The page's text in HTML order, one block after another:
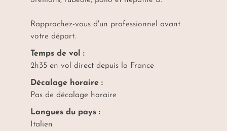
Rapprochez-vous d'un professionnel avant
votre départ.
Temps de vol :
2h35 en vol direct depuis la France
Décalage horaire :
Pas de décalage horaire
Langues du pays :
Italien